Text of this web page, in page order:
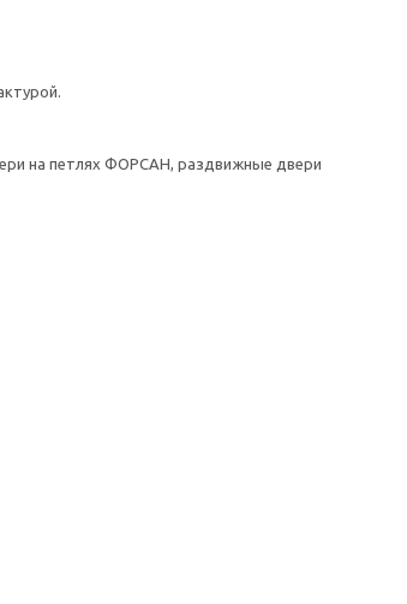
на петлях ФОРСАН, раздвижные двери